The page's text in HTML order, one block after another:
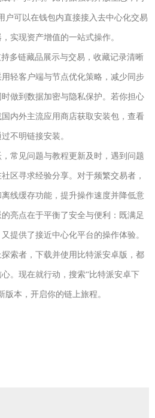
户可以在钱包内直接接入去中心化交易
实现资产增值的一站式操作。
多链藏品展示与交易，收藏记录清晰
轻客户端与节点优化策略，减少同步
做到数据加密与隐私保护。若你担心
内外主流应用商店获取安装包，查看
不明链接安装。
常见问题与教程更新及时，遇到问题
区寻求经验分享。对于频繁交易者，
线缓存功能，提升操作速度并降低意
亮点在于平衡了安全与便利：既满足
提供了接近中心化平台的操作体验。
索者，下载并使用比特派安卓版，都
。现在就行动，搜索“比特派安卓下
本，开启你的链上旅程。